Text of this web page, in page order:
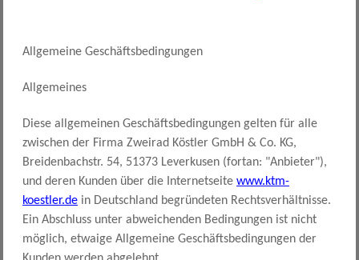
Allgemeine Geschäftsbedingungen
Allgemeines
Diese allgemeinen Geschäftsbedingungen gelten für alle
zwischen der Firma Zweirad Köstler GmbH & Co. KG,
Breidenbachstr. 54, 51373 Leverkusen (fortan: "Anbieter"),
und deren Kunden über die Internetseite www.ktm-
koestler.de in Deutschland begründeten Rechtsverhältnisse.
Ein Abschluss unter abweichenden Bedingungen ist nicht
möglich, etwaige Allgemeine Geschäftsbedingungen der